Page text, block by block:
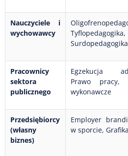
Nauczyciele i
wychowawcy
Tyflopedagogika,
Surdopedagogika
Pracownicy
sektora
publicznego
Egzekucja
Prawo pracy,
wykonawcze
Przedsiębiorcy
(własny
biznes)
Employer
w sporcie,